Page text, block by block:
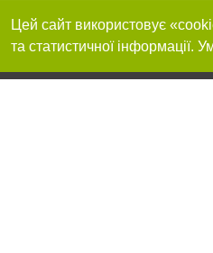
Цей сайт використовує
та статистичної інформації.